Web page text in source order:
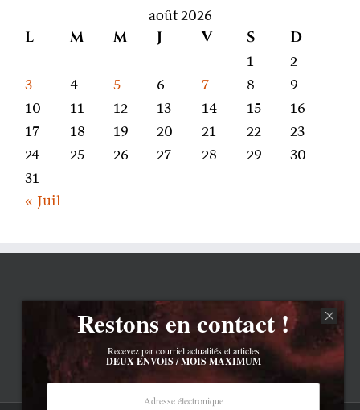
août 2026
L M M J V S D
1
2
3
4 5 6 7 8
9
10
11 12 13 14 15
16
17
18 19 20 21 22
23
24
25 26 27 28 29
30
31
« Juil
Restons en contact !
Recevez par courriel actualités et articles
DEUX ENVOIS / MOIS MAXIMUM